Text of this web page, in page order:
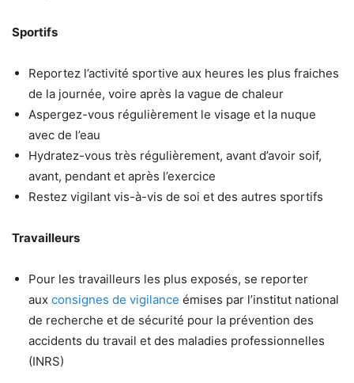
Sportifs
Reportez l’activité sportive aux heures les plus fraiches
de la journée, voire après la vague de chaleur
Aspergez-vous régulièrement le visage et la nuque
avec de l’eau
Hydratez-vous très régulièrement, avant d’avoir soif,
avant, pendant et après l’exercice
Restez vigilant vis-à-vis de soi et des autres sportifs
Travailleurs
Pour les travailleurs les plus exposés, se reporter
aux consignes de vigilance émises par l’institut national
de recherche et de sécurité pour la prévention des
accidents du travail et des maladies professionnelles
(INRS)